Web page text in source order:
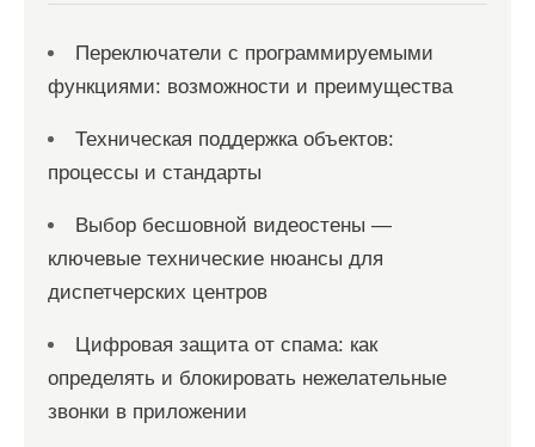
Переключатели с программируемыми
функциями: возможности и преимущества
Техническая поддержка объектов:
процессы и стандарты
Выбор бесшовной видеостены —
ключевые технические нюансы для
диспетчерских центров
Цифровая защита от спама: как
определять и блокировать нежелательные
звонки в приложении